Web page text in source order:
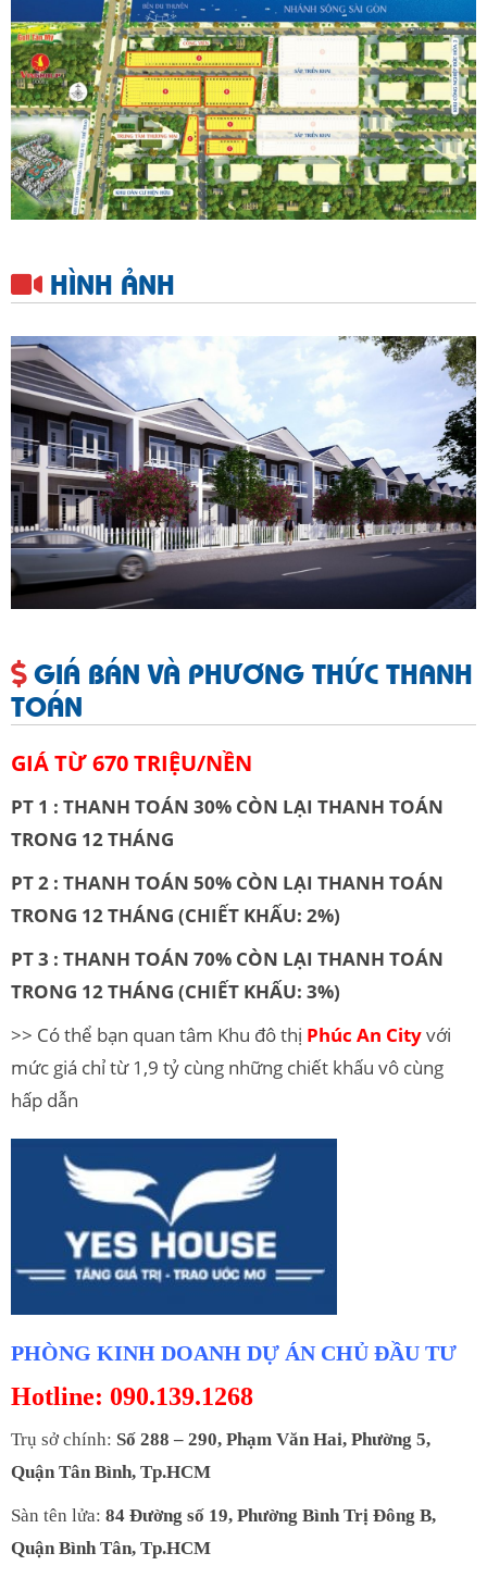
HÌNH ẢNH
GIÁ BÁN VÀ PHƯƠNG THỨC THANH
TOÁN
GIÁ TỪ 670 TRIỆU/NỀN
PT 1 : THANH TOÁN 30% CÒN LẠI THANH TOÁN
TRONG 12 THÁNG
PT 2 : THANH TOÁN 50% CÒN LẠI THANH TOÁN
TRONG 12 THÁNG (CHIẾT KHẤU: 2%)
PT 3 : THANH TOÁN 70% CÒN LẠI THANH TOÁN
TRONG 12 THÁNG (CHIẾT KHẤU: 3%)
>> Có thể bạn quan tâm Khu đô thị Phúc An Cityvới
mức giá chỉ từ 1,9 tỷ cùng những chiết khấu vô cùng
hấp dẫn
PHÒNG KINH DOANH DỰ ÁN CHỦ ĐẦU TƯ
Hotline: 090.139.1268
Trụ sở chính: Số 288 – 290, Phạm Văn Hai, Phường 5,
Quận Tân Bình, Tp.HCM
Sàn tên lửa: 84 Đường số 19, Phường Bình Trị Đông B,
Quận Bình Tân, Tp.HCM